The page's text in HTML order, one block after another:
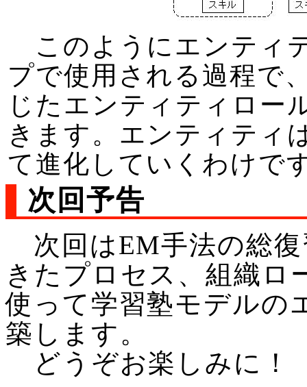
このようにエンティ
プで使用される過程で
じたエンティティロー
きます。エンティティ
て進化していくわけで
次回予告
次回はEM手法の総
きたプロセス、組織ロ
使って学習塾モデルの
築します。
どうぞお楽しみに！